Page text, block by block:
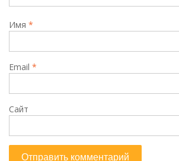
Имя *
Email *
Сайт